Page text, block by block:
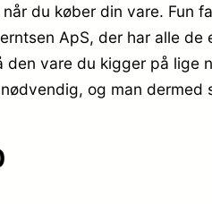
du køber din vare. Fun
ApS, der har alle
vare du kigger på lige
og man dermed